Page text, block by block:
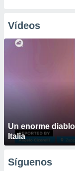
Vídeos
Un enorme
Italia
Síguenos